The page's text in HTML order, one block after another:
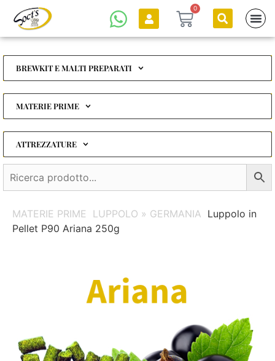
0
BREWKIT E MALTI PREPARATI
MATERIE PRIME
ATTREZZATURE
MATERIE PRIME LUPPOLO » GERMANIA Luppolo in
Pellet P90 Ariana 250g